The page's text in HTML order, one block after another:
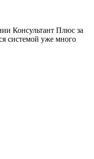
Консультант Плюс за
системой уже много